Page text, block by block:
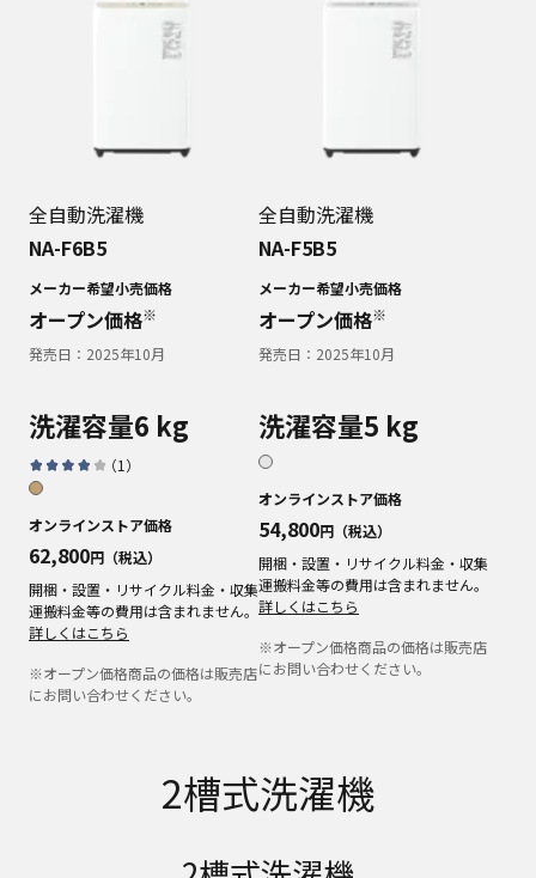
全自動洗濯機
NA-F6B5
メーカー希望小売価格
オープン価格※
発売日： 2025年10月
洗濯容量6 kg
（1 ）
オンラインストア価格
62,800円（税込）
開梱・設置・リサイクル料金・収集
運搬料金等の費用は含まれません。
詳しくはこちら
※オープン価格商品の価格は販売店
にお問い合わせください。
全自動洗濯機
NA-F5B5
メーカー希望小売価格
オープン価格※
発売日： 2025年10月
洗濯容量5 kg
オンラインストア価格
54,800円（税込）
開梱・設置・リサイクル料金・収集
運搬料金等の費用は含まれません。
詳しくはこちら
※オープン価格商品の価格は販売店
にお問い合わせください。
2槽式洗濯機